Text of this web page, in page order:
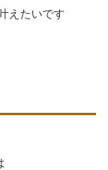
えたいです